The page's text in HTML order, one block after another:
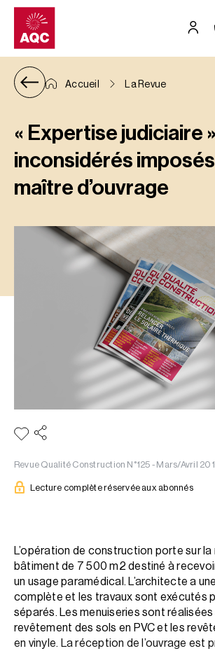
Panneau de gestion des cookies
Accueil La Revue
« Expertise judiciaire
inconsidérés
maître d’ouvrage
Revue Qualité Construction N°125 - Mars/Avril
Lecture complète réservée aux abonnés
L’opération de construction porte sur la
bâtiment de 7 500 m2 destiné à
un usage paramédical. L’architecte a
complète et les travaux sont exécutés
séparés. Les menuiseries sont réalisées
revêtement des sols en PVC et les
en vinyle. La réception de l’ouvrage est